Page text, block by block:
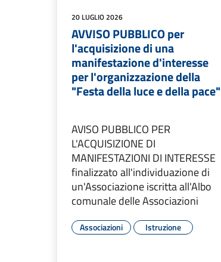
20 LUGLIO 2026
AVVISO PUBBLICO per
l'acquisizione di una
manifestazione d'interesse
per l'organizzazione della
"Festa della luce e della pace"
AVISO PUBBLICO PER
L'ACQUISIZIONE DI
MANIFESTAZIONI DI INTERESSE
finalizzato all'individuazione di
un'Associazione iscritta all'Albo
comunale delle Associazioni
Associazioni Istruzione